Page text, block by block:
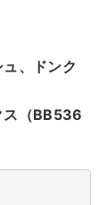
、ドンク
ス（BB536